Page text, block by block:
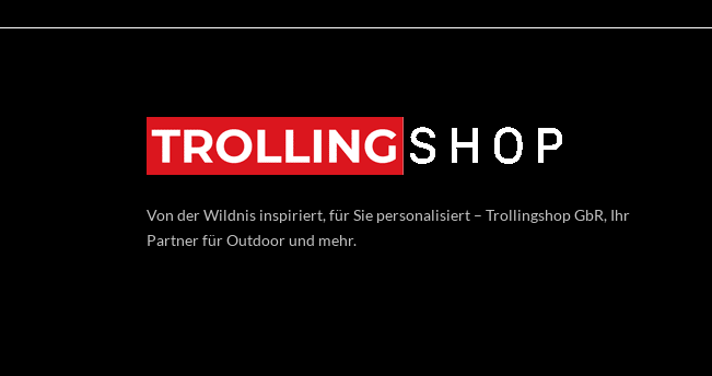
Von der Wildnis inspiriert, für Sie personalisiert – Trollingshop GbR, Ihr
Partner für Outdoor und mehr.